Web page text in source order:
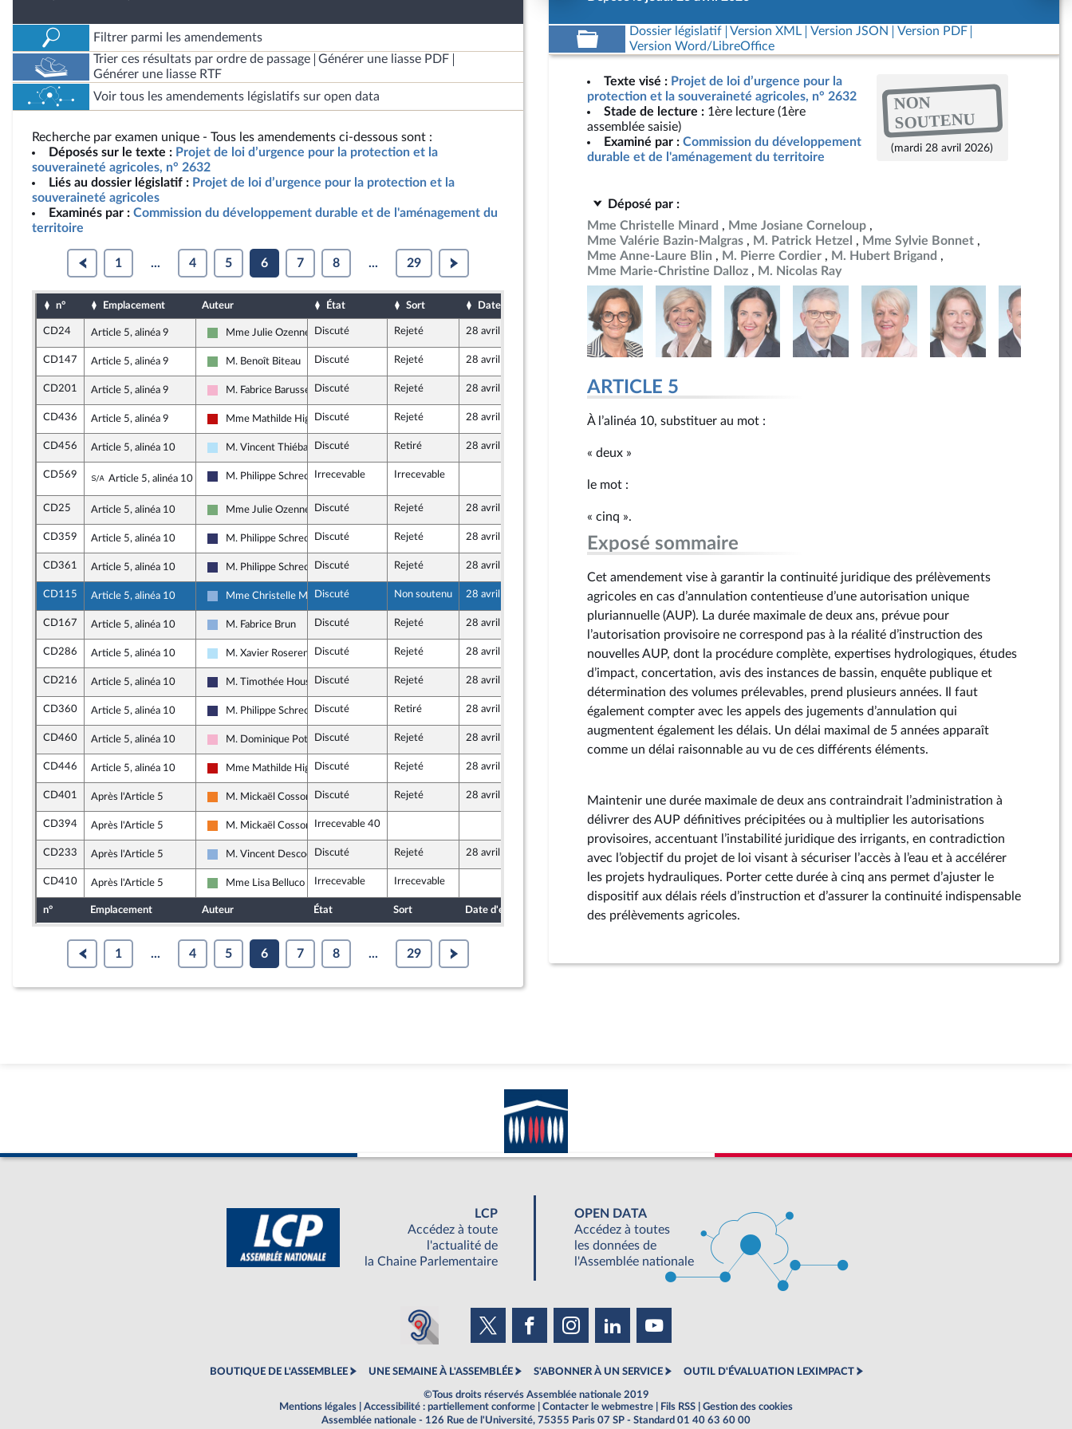
Filtrer parmi les amendements
Trier ces résultats par ordre de passage
Générer une liasse PDF
Générer une liasse RTF
Voir tous les amendements législatifs sur open data
Recherche par examen unique - Tous les amendements ci-dessous sont :
Déposés sur le texte : Projet de loi d’urgence pour la protection et la
souveraineté agricoles, n° 2632
Liés au dossier législatif : Projet de loi d’urgence pour la protection et la
souveraineté agricoles
Examinés par : Commission du développement durable et de l'aménagement du
territoire
1 ... 4 5 6 7 8 ... 29
n° Emplacement Auteur État Sort Date d'examen Date de dépôt
CD24 Article 5, alinéa 9
Écologiste et Social
Mme Julie Ozenne Discuté Rejeté 28 avril 2026 23 avril 2026
CD147 Article 5, alinéa 9
Écologiste et Social
M. Benoît Biteau Discuté Rejeté 28 avril 2026 23 avril 2026
CD201 Article 5, alinéa 9
Socialistes et apparentés
M. Fabrice BarusseauDiscuté Rejeté 28 avril 2026 24 avril 2026
CD436 Article 5, alinéa 9
La France insoumise - Nouveau Front Populaire
Mme Mathilde HignetDiscuté Rejeté 28 avril 2026 24 avril 2026
CD456 Article 5, alinéa 10
Horizons & Indépendants
M. Vincent ThiébautDiscuté Retiré 28 avril 2026 24 avril 2026
CD569 Sous-amendement de l'amendement n°CD456
Article 5, alinéa 10 Rassemblement National
M. Philippe Schreck Irrecevable Irrecevable
CD25 Article 5, alinéa 10
Écologiste et Social
Mme Julie Ozenne Discuté Rejeté 28 avril 2026
CD359 Article 5, alinéa 10
Rassemblement National
M. Philippe Schreck Discuté Rejeté 28 avril 2026 24 avril 2026
CD361 Article 5, alinéa 10
Rassemblement National
M. Philippe Schreck Discuté Rejeté 28 avril 2026
CD115 Article 5, alinéa 10
Droite Républicaine
Mme Christelle MinardDiscuté Non soutenu 28 avril 2026 23 avril 2026
CD167 Article 5, alinéa 10
Droite Républicaine
M. Fabrice Brun Discuté Rejeté 28 avril 2026 24 avril 2026
CD286 Article 5, alinéa 10
Horizons & Indépendants
M. Xavier Roseren Discuté Rejeté 28 avril 2026 24 avril 2026
CD216 Article 5, alinéa 10
Rassemblement National
M. Timothée HoussinDiscuté Rejeté 28 avril 2026 24 avril 2026
CD360 Article 5, alinéa 10
Rassemblement National
M. Philippe Schreck Discuté Retiré 28 avril 2026 24 avril 2026
CD460 Article 5, alinéa 10
Socialistes et apparentés
M. Dominique PotierDiscuté Rejeté 28 avril 2026 24 avril 2026
CD446 Article 5, alinéa 10
La France insoumise - Nouveau Front Populaire
Mme Mathilde HignetDiscuté Rejeté 28 avril 2026
CD401 Après l'Article 5
Les Démocrates
M. Mickaël Cosson Discuté Rejeté 28 avril 2026 24 avril 2026
CD394 Après l'Article 5
Les Démocrates
M. Mickaël Cosson Irrecevable 40 24 avril 2026
CD233 Après l'Article 5
Droite Républicaine
M. Vincent DescoeurDiscuté Rejeté 28 avril 2026 24 avril 2026
CD410 Après l'Article 5
Écologiste et Social
Mme Lisa Belluco Irrecevable Irrecevable 24 avril 2026
n° Emplacement Auteur État Sort Date d'examen Date de dépôt
1 ... 4 5 6 7 8 ... 29
Dossier législatif Version XML Version JSON
Version PDF
Version Word/LibreOffice
Texte visé : Projet de loi d’urgence pour la
protection et la souveraineté agricoles, n° 2632
Stade de lecture : 1ère lecture (1ère
assemblée saisie)
Examiné par : Commission du développement
durable et de l'aménagement du territoire
NON
SOUTENU
(mardi 28 avril 2026)
Déposé par :
Mme Christelle Minard
Mme Josiane Corneloup
Mme Valérie Bazin-Malgras
M. Patrick Hetzel
Mme Sylvie Bonnet
Mme Anne-Laure Blin
M. Pierre Cordier
M. Hubert Brigand
Mme Marie-Christine Dalloz
M. Nicolas Ray
ARTICLE 5
À l’alinéa 10, substituer au mot :
« deux »
le mot :
« cinq ».
Exposé sommaire
Cet amendement vise à garantir la continuité juridique des prélèvements
agricoles en cas d’annulation contentieuse d’une autorisation unique
pluriannuelle (AUP). La durée maximale de deux ans, prévue pour
l’autorisation provisoire ne correspond pas à la réalité d’instruction des
nouvelles AUP, dont la procédure complète, expertises hydrologiques, études
d’impact, concertation, avis des instances de bassin, enquête publique et
détermination des volumes prélevables, prend plusieurs années. Il faut
également compter avec les appels des jugements d’annulation qui
augmentent également les délais. Un délai maximal de 5 années apparaît
comme un délai raisonnable au vu de ces différents éléments.
Maintenir une durée maximale de deux ans contraindrait l’administration à
délivrer des AUP définitives précipitées ou à multiplier les autorisations
provisoires, accentuant l’instabilité juridique des irrigants, en contradiction
avec l’objectif du projet de loi visant à sécuriser l’accès à l’eau et à accélérer
les projets hydrauliques. Porter cette durée à cinq ans permet d’ajuster le
dispositif aux délais réels d’instruction et d’assurer la continuité indispensable
des prélèvements agricoles.
LCP
Accédez à toute
l'actualité de
la Chaine Parlementaire
OPEN DATA
Accédez à toutes
les données de
l'Assemblée nationale
BOUTIQUE DE L'ASSEMBLEE UNE SEMAINE À L'ASSEMBLÉE S'ABONNER À UN SERVICE OUTIL D'ÉVALUATION LEXIMPACT
©Tous droits réservés Assemblée nationale 2019
Mentions légales
Accessibilité : partiellement conforme Contacter le webmestre Fils RSS
Gestion des cookies
Assemblée nationale - 126 Rue de l'Université, 75355 Paris 07 SP - Standard 01 40 63 60 00